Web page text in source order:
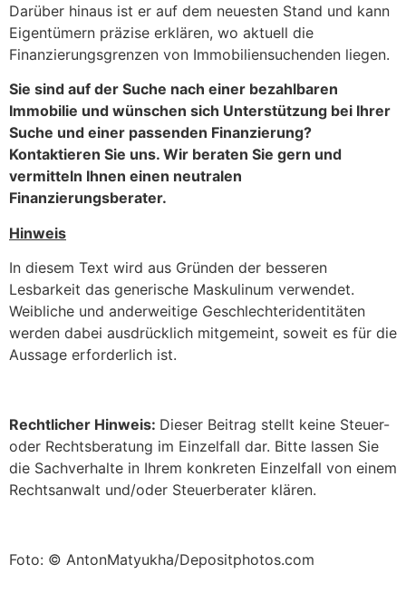
Darüber hinaus ist er auf dem neuesten Stand und kann
Eigentümern präzise erklären, wo aktuell die
Finanzierungsgrenzen von Immobiliensuchenden liegen.
Sie sind auf der Suche nach einer bezahlbaren
Immobilie und wünschen sich Unterstützung bei Ihrer
Suche und einer passenden Finanzierung?
Kontaktieren Sie uns. Wir beraten Sie gern und
vermitteln Ihnen einen neutralen
Finanzierungsberater.
Hinweis
In diesem Text wird aus Gründen der besseren
Lesbarkeit das generische Maskulinum verwendet.
Weibliche und anderweitige Geschlechteridentitäten
werden dabei ausdrücklich mitgemeint, soweit es für die
Aussage erforderlich ist.
Rechtlicher Hinweis: Dieser Beitrag stellt keine Steuer-
oder Rechtsberatung im Einzelfall dar. Bitte lassen Sie
die Sachverhalte in Ihrem konkreten Einzelfall von einem
Rechtsanwalt und/oder Steuerberater klären.
Foto: © AntonMatyukha/Depositphotos.com